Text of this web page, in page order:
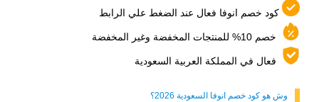
كود خصم انوفا فعال عند الضغط علي الرابط
خصم 10% للمنتجات المخفضة وغير المخفضة
فعال في المملكة العربية السعودية
وش هو كود خصم انوفا السعودية 2026؟